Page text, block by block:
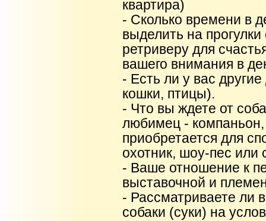
квартира)
- Сколько времени в
выделить на
ретриверу для
вашего внимания в
- Есть ли у вас
кошки, птицы).
- Что вы ждете от
любимец - компаньон,
приобретается для
охотник, шоу-пес или
- Ваше отношение к
выставочной и
- Рассматриваете ли
собаки (суки) на